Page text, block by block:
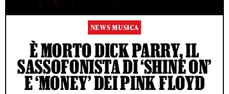
NEWS MUSICA
È MORTO DICK PARRY, IL
SASSOFONISTA DI ‘SHINE ON’
E ‘MONEY’ DEI PINK FLOYD